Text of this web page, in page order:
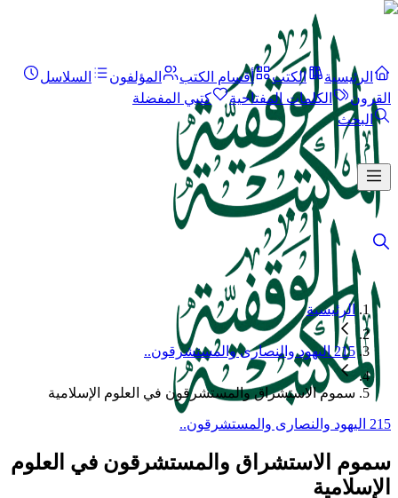
الرئيسية الكتب أقسام الكتب المؤلفون
السلاسل
القرون
الكلمات المفتاحية
كتبي المفضلة
البحث
الرئيسية
215 اليهود والنصارى والمستشرقون..
سموم الاستشراق والمستشرقون في العلوم الإسلامية
215 اليهود والنصارى والمستشرقون..
سموم الاستشراق والمستشرقون في العلوم
الإسلامية